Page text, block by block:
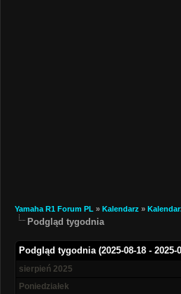
Yamaha R1 Forum PL » Kalendarz »
Podgląd tygodnia
Podgląd tygodnia (2025-08-18 - 2025-
sierpień 2025
Poniedziałek